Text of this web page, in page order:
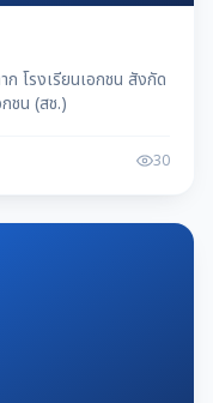
ก โรงเรียนเอกชน สังกัด
ชน (สช.)
30